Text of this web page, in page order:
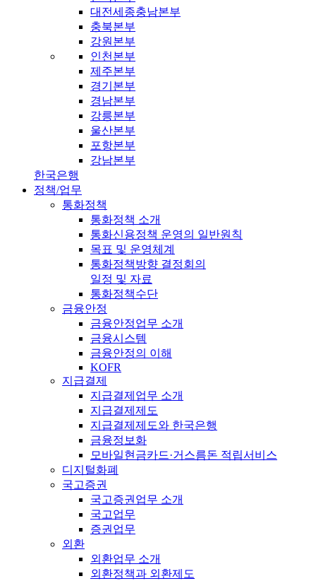
대전세종충남본부
충북본부
강원본부
인천본부
제주본부
경기본부
경남본부
강릉본부
울산본부
포항본부
강남본부
한국은행
정책/업무
통화정책
통화정책 소개
통화신용정책 운영의 일반원칙
목표 및 운영체계
통화정책방향 결정회의
일정 및 자료
통화정책수단
금융안정
금융안정업무 소개
금융시스템
금융안정의 이해
KOFR
지급결제
지급결제업무 소개
지급결제제도
지급결제제도와 한국은행
금융정보화
모바일현금카드·거스름돈 적립서비스
디지털화폐
국고증권
국고증권업무 소개
국고업무
증권업무
외환
외환업무 소개
외환정책과 외환제도